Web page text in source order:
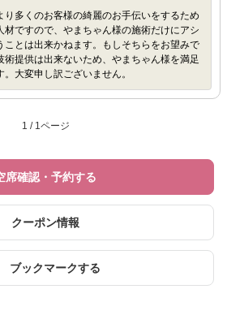
り多くのお客様の綺麗のお手伝いをするため
材ですので、やまちゃん様の施術だけにアシ
ことは出来かねます。もしそちらをお望みで
術提供は出来ないため、やまちゃん様を満足
大変申し訳ございません。
1 / 1ページ
席確認・予約する
クーポン情報
ブックマークする